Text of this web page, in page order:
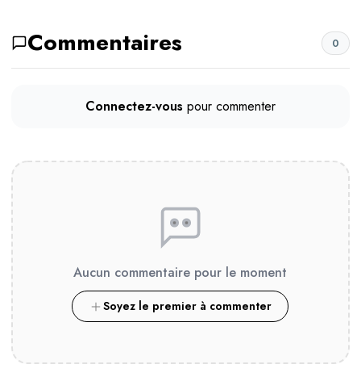
Commentaires 0
Connectez-vous pour commenter
Aucun commentaire pour le moment
Soyez le premier à commenter